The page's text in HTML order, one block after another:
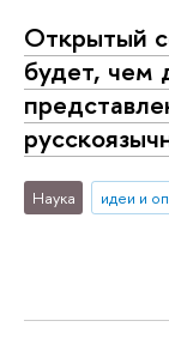
Открытый
будет, чем
Наука идеи и